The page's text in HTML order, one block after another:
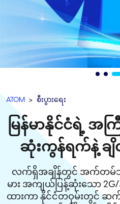
ATOM စီးပွားရေး
မြန်မာနိုင်ငံရဲ့ အက
ဆုံးကွန်ရက်နဲ့
လက်ရှိအချိန်တွင် အက်တမ်သ
မား အကျယ်ပြန့်ဆုံးသော
ထားကာ နိုင်ငံတဝှမ်းတွင် ဆက်